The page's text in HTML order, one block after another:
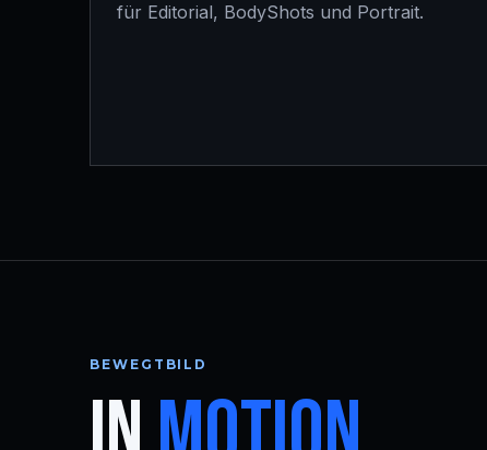
für Editorial, BodyShots und Portrait.
BEWEGTBILD